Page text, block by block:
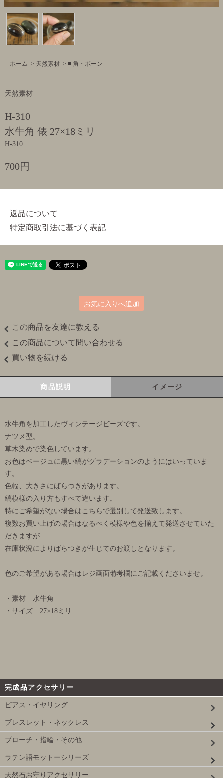
ホーム > 天然素材 > ■ 角・ボーン
天然素材
H-310
水牛角 俵 27×18ミリ
H-310
700円
返品について
特定商取引法に基づく表記
お気に入りへ追加
この商品を友達に教える
この商品について問い合わせる
買い物を続ける
商品説明 イメージ
水牛角を加工したヴィンテージビーズです。
ナツメ型。
草木染めで染色しています。
お色はベージュに黒い縞がグラデーションのようにはいっていま
す。
色幅、大きさにばらつきがあります。
縞模様の入り方もすべて違います。
特にご希望がない場合はこちらで選別して発送致します。
複数お買い上げの場合はなるべく模様や色を揃えて発送させていた
だきますが
在庫状況によりばらつきが生じてのお渡しとなります。
色のご希望がある場合はレジ画面備考欄にご記載くださいませ。
・素材 水牛角
・サイズ 27×18ミリ
完成品アクセサリー
ピアス・イヤリング
ブレスレット・ネックレス
ブローチ・指輪・その他
ラテン語モットーシリーズ
天然石お守りアクセサリー